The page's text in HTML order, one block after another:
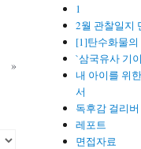
»
1
2월 관찰일지
[1]탄수화물
`삼국유사 기
내 아이를 위
서
독후감 걸리
레포트
면접자료